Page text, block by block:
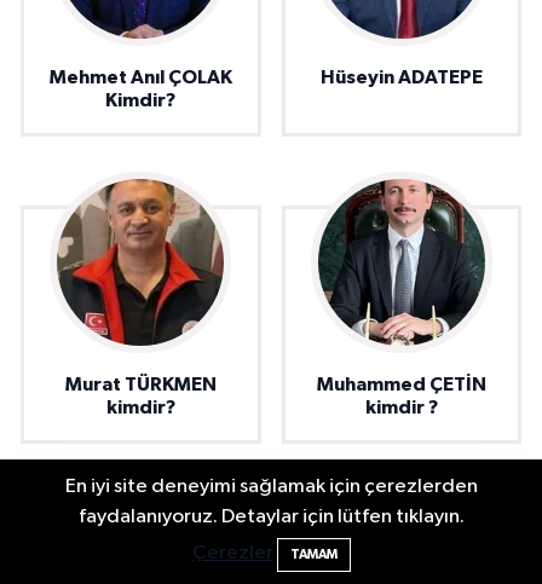
Mehmet Anıl ÇOLAK
Kimdir?
Hüseyin ADATEPE
Murat TÜRKMEN
kimdir?
Muhammed ÇETİN
kimdir ?
En iyi site deneyimi sağlamak için çerezlerden
faydalanıyoruz. Detaylar için lütfen tıklayın.
Çerezler
TAMAM
Bartın'da nem oranı yüzde 100'e ulaştı